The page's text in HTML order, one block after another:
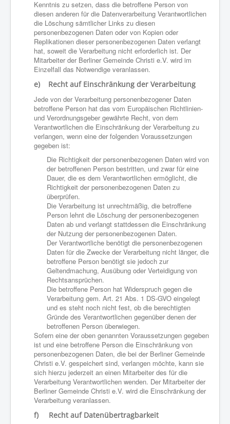
Kenntnis zu setzen, dass die betroffene Person von
diesen anderen für die Datenverarbeitung Verantwortlichen
die Löschung sämtlicher Links zu diesen
personenbezogenen Daten oder von Kopien oder
Replikationen dieser personenbezogenen Daten verlangt
hat, soweit die Verarbeitung nicht erforderlich ist. Der
Mitarbeiter der Berliner Gemeinde Christi e.V. wird im
Einzelfall das Notwendige veranlassen.
e) Recht auf Einschränkung der Verarbeitung
Jede von der Verarbeitung personenbezogener Daten
betroffene Person hat das vom Europäischen Richtlinien-
und Verordnungsgeber gewährte Recht, von dem
Verantwortlichen die Einschränkung der Verarbeitung zu
verlangen, wenn eine der folgenden Voraussetzungen
gegeben ist:
Die Richtigkeit der personenbezogenen Daten wird von
der betroffenen Person bestritten, und zwar für eine
Dauer, die es dem Verantwortlichen ermöglicht, die
Richtigkeit der personenbezogenen Daten zu
überprüfen.
Die Verarbeitung ist unrechtmäßig, die betroffene
Person lehnt die Löschung der personenbezogenen
Daten ab und verlangt stattdessen die Einschränkung
der Nutzung der personenbezogenen Daten.
Der Verantwortliche benötigt die personenbezogenen
Daten für die Zwecke der Verarbeitung nicht länger, die
betroffene Person benötigt sie jedoch zur
Geltendmachung, Ausübung oder Verteidigung von
Rechtsansprüchen.
Die betroffene Person hat Widerspruch gegen die
Verarbeitung gem. Art. 21 Abs. 1 DS-GVO eingelegt
und es steht noch nicht fest, ob die berechtigten
Gründe des Verantwortlichen gegenüber denen der
betroffenen Person überwiegen.
Sofern eine der oben genannten Voraussetzungen gegeben
ist und eine betroffene Person die Einschränkung von
personenbezogenen Daten, die bei der Berliner Gemeinde
Christi e.V. gespeichert sind, verlangen möchte, kann sie
sich hierzu jederzeit an einen Mitarbeiter des für die
Verarbeitung Verantwortlichen wenden. Der Mitarbeiter der
Berliner Gemeinde Christi e.V. wird die Einschränkung der
Verarbeitung veranlassen.
f) Recht auf Datenübertragbarkeit